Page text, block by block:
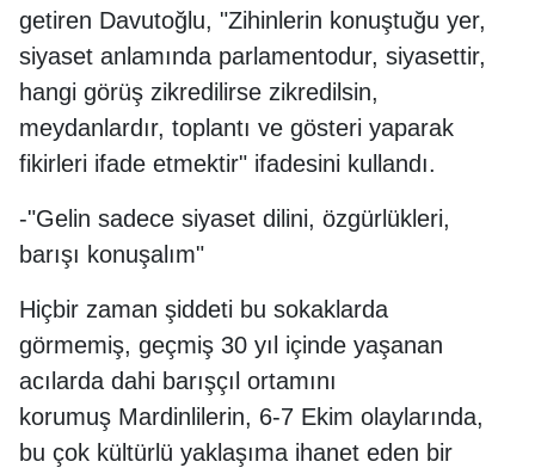
getiren Davutoğlu, "Zihinlerin konuştuğu yer,
siyaset anlamında parlamentodur, siyasettir,
hangi görüş zikredilirse zikredilsin,
meydanlardır, toplantı ve gösteri yaparak
fikirleri ifade etmektir" ifadesini kullandı.
-"Gelin sadece siyaset dilini, özgürlükleri,
barışı konuşalım"
Hiçbir zaman şiddeti bu sokaklarda
görmemiş, geçmiş 30 yıl içinde yaşanan
acılarda dahi barışçıl ortamını
korumuş Mardinlilerin, 6-7 Ekim olaylarında,
bu çok kültürlü yaklaşıma ihanet eden bir